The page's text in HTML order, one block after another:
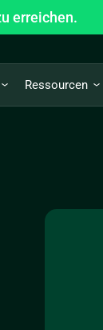
erreichen.
Ressourcen